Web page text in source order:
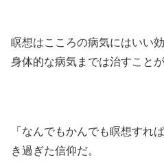
瞑想はこころの病気にはいい
身体的な病気までは治すことが
「なんでもかんでも瞑想すれ
き過ぎた信仰だ。